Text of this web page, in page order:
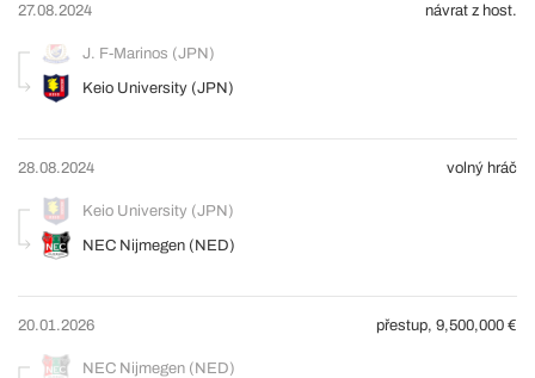
27.08.2024
J. F-Marinos (JPN)
Keio University (JPN)
návrat z host.
28.08.2024
Keio University (JPN)
NEC Nijmegen (NED)
volný hráč
20.01.2026
NEC Nijmegen (NED)
přestup, 9,500,000 €